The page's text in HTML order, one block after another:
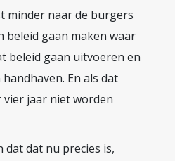
minder naar de burgers
beleid gaan maken waar
beleid gaan uitvoeren en
En als dat
jaar niet worden
dat dat nu precies is,